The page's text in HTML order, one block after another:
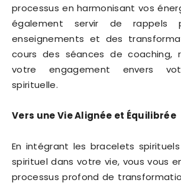
processus en harmonisant vos
également servir de rappels
enseignements et des
cours des séances de coaching,
votre engagement envers
spirituelle.
Vers une Vie Alignée et Équilibrée
En intégrant les bracelets
spirituel dans votre vie, vous vous
processus profond de